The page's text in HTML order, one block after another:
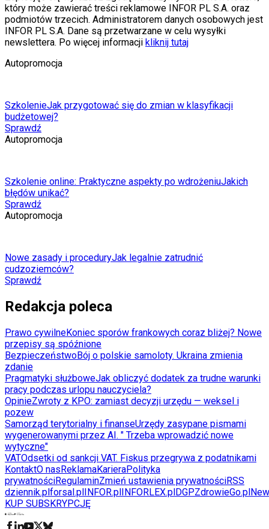
który może zawierać treści reklamowe INFOR PL S.A. oraz
podmiotów trzecich. Administratorem danych osobowych jest
INFOR PL S.A. Dane są przetwarzane w celu wysyłki
newslettera. Po więcej informacji kliknij tutaj
Autopromocja
SzkolenieJak przygotować się do zmian w klasyfikacji
budżetowej?
Sprawdź
Autopromocja
Szkolenie online: Praktyczne aspekty po wdrożeniuJakich
błędów unikać?
Sprawdź
Autopromocja
Nowe zasady i proceduryJak legalnie zatrudnić
cudzoziemców?
Sprawdź
Redakcja poleca
Prawo cywilneKoniec sporów frankowych coraz bliżej? Nowe
przepisy są spóźnione
BezpieczeństwoBój o polskie samoloty. Ukraina zmienia
zdanie
Pragmatyki służboweJak obliczyć dodatek za trudne warunki
pracy podczas urlopu nauczyciela?
OpinieZwroty z KPO: zamiast decyzji urzędu — weksel i
pozew
Samorząd terytorialny i finanseUrzędy zasypane pismami
wygenerowanymi przez AI. " Trzeba wprowadzić nowe
wytyczne"
VATOdsetki od sankcji VAT. Fiskus przegrywa z podatnikami
KontaktO nasReklamaKarieraPolityka
prywatnościRegulaminZmień ustawienia prywatnościRSS
dziennik.plforsal.plINFOR.plINFORLEX.plDGPZdrowieGo.pl
KUP SUBSKRYPCJĘ